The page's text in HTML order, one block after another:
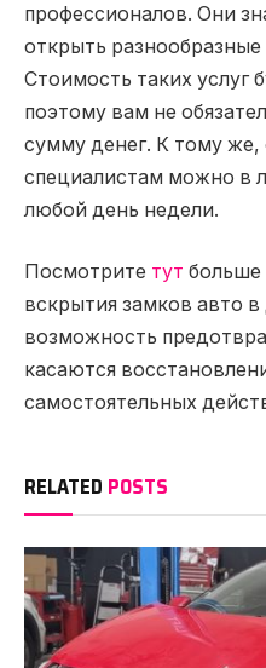
профессионалов. Они
открыть
Стоимость таких услуг
поэтому вам не
сумму денег. К тому же,
специалистам можно в
любой день недели.
Посмотрите тут больше
вскрытия замков авто
возможность
касаются
самостоятельных
RELATED POSTS